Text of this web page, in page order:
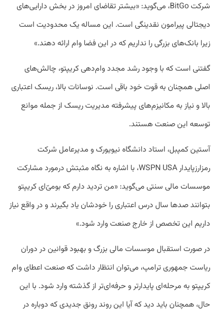
شرکت BitGo، می‌گوید: «بیشتر تقاضای امروز در بخش دارایی‌های
دیجتالی پیرامون نقدینگی است. این مساله یک محدودیت است
زیرا بانک‌های بزرگی را نداریم که در این فضا وام ارائه دهند.»
گفتنی است که با وجود رشد مجدد وام‌دهی کریپتو، چالش‌های
اصلی همچنان به قوت خود باقی است. نوسانات بالا، ریسک اعتباری
بالا و نیاز به مکانیزم‌های پیشرفته مدیریت ریسک از جمله موانع
توسعه این صنعت هستند.
آستین کمپبل، استاد دانشگاه نیویورک و مدیرعامل شرکت
رمزارزپایدار WSPN USA، با اشاره به نگاه مثبتش درمورد مشارکت
موسسات مالی سنتی می‌گوید: «من تردید دارم که بومی‌ّای کریپتو
بتوانند صدها سال درس اعتباری را خودشان یاد بگیرند و در واقع نیاز
داریم این تخصص از خارج صنعت وارد شود.»
در صورت استقبال موسسات مالی بزرگ و بهبود قوانین در دوران
ریاست جمهوری ترامپ، می‌توان انتظار داشت که صنعت اعطای وام
کریپتو به مرحله‌ای پایدارتر و حرفه‌ای‌تر از گذشته وارد شود. با این
حال، همچنان باید دید که آیا این روند رونق جدیدی که دوباره در